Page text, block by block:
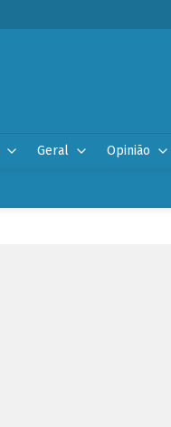
Geral Opinião